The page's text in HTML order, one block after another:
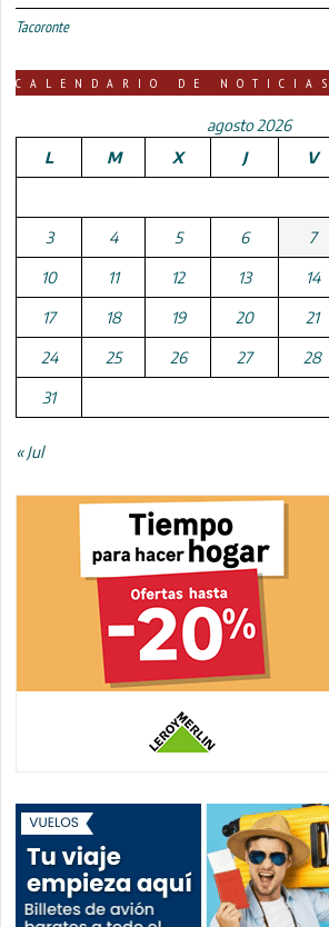
Tacoronte
CALENDARIO DE NOTICIAS
agosto 2026
L
M X J V
3 4 5 6 7
10 11 12 13 14
17 18 19 20 21
24 25 26 27 28
31
« Jul